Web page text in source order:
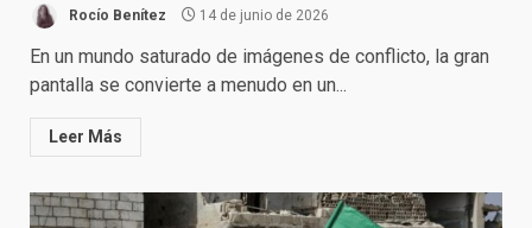
Rocío Benítez 14 de junio de 2026
En un mundo saturado de imágenes de conflicto, la gran
pantalla se convierte a menudo en un...
Leer Más